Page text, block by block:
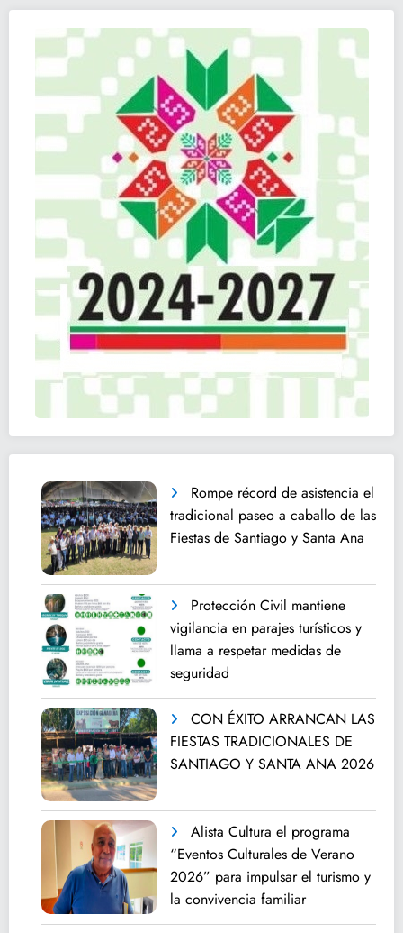
Rompe récord de asistencia el
tradicional paseo a caballo de las
Fiestas de Santiago y Santa Ana
Protección Civil mantiene
vigilancia en parajes turísticos y
llama a respetar medidas de
seguridad
CON ÉXITO ARRANCAN LAS
FIESTAS TRADICIONALES DE
SANTIAGO Y SANTA ANA 2026
Alista Cultura el programa
“Eventos Culturales de Verano
2026” para impulsar el turismo y
la convivencia familiar